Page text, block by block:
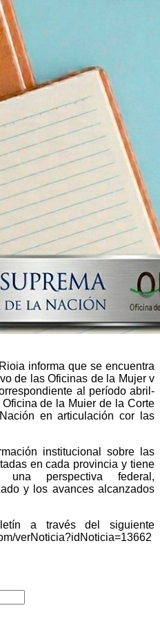
informa que se encuentra
de las Oficinas de la Mujer v
al período abril-
de la Muier de la Corte
en articulación cor las
institucional sobre las
en cada provincia y tiene
una perspectiva federal,
y los avances alcanzados
a través del siguiente
verNoticia?idNoticia=13662